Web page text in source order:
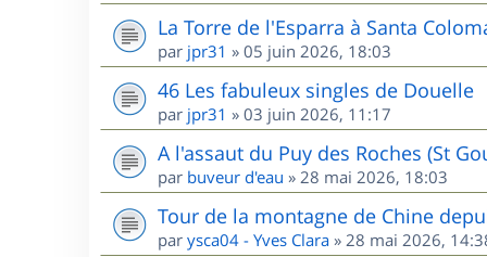
La Torre de l'Esparra à Santa
par jpr31 » 05 juin 2026, 18:03
46 Les fabuleux singles de Douelle
par jpr31 » 03 juin 2026, 11:17
A l'assaut du Puy des Roches (St
par buveur d'eau » 28 mai 2026, 18:03
Tour de la montagne de Chine
par ysca04 - Yves Clara » 28 mai 2026,